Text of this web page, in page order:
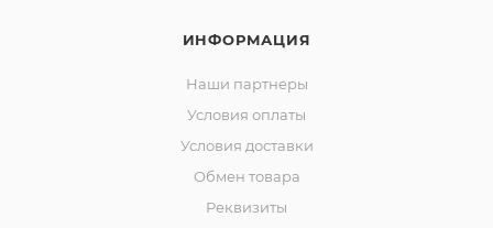
ИНФОРМАЦИЯ
Наши партнеры
Условия оплаты
Условия доставки
Обмен товара
Реквизиты